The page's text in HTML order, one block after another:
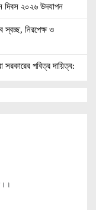
দিবস ২০২৬ উদযাপন
স্বচ্ছ, নিরপেক্ষ ও
সরকারের পবিত্র দায়িত্ব:
উইংস হাব’-এর নতুন
উপেক্ষা করছে